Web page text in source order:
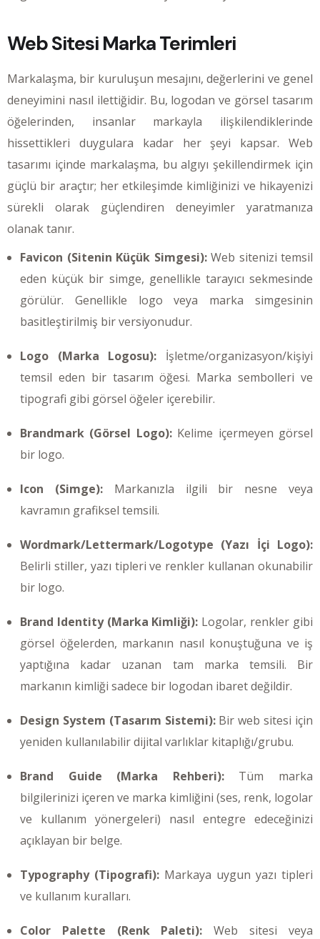
Web Sitesi Marka Terimleri
Markalaşma, bir kuruluşun mesajını, değerlerini ve genel
deneyimini nasıl ilettiğidir. Bu, logodan ve görsel tasarım
öğelerinden, insanlar markayla ilişkilendiklerinde
hissettikleri duygulara kadar her şeyi kapsar. Web
tasarımı içinde markalaşma, bu algıyı şekillendirmek için
güçlü bir araçtır; her etkileşimde kimliğinizi ve hikayenizi
sürekli olarak güçlendiren deneyimler yaratmanıza
olanak tanır.
Favicon (Sitenin Küçük Simgesi): Web sitenizi temsil
eden küçük bir simge, genellikle tarayıcı sekmesinde
görülür. Genellikle logo veya marka simgesinin
basitleştirilmiş bir versiyonudur.
Logo (Marka Logosu): İşletme/organizasyon/kişiyi
temsil eden bir tasarım öğesi. Marka sembolleri ve
tipografi gibi görsel öğeler içerebilir.
Brandmark (Görsel Logo): Kelime içermeyen görsel
bir logo.
Icon (Simge): Markanızla ilgili bir nesne veya
kavramın grafiksel temsili.
Wordmark/Lettermark/Logotype (Yazı İçi Logo):
Belirli stiller, yazı tipleri ve renkler kullanan okunabilir
bir logo.
Brand Identity (Marka Kimliği): Logolar, renkler gibi
görsel öğelerden, markanın nasıl konuştuğuna ve iş
yaptığına kadar uzanan tam marka temsili. Bir
markanın kimliği sadece bir logodan ibaret değildir.
Design System (Tasarım Sistemi): Bir web sitesi için
yeniden kullanılabilir dijital varlıklar kitaplığı/grubu.
Brand Guide (Marka Rehberi): Tüm marka
bilgilerinizi içeren ve marka kimliğini (ses, renk, logolar
ve kullanım yönergeleri) nasıl entegre edeceğinizi
açıklayan bir belge.
Typography (Tipografi): Markaya uygun yazı tipleri
ve kullanım kuralları.
Color Palette (Renk Paleti):Web sitesi veya